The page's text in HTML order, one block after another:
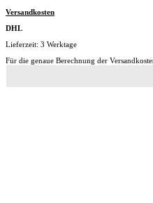
Versandkosten
DHL
Lieferzeit: 3 Werktage
Für die genaue Berechnung der